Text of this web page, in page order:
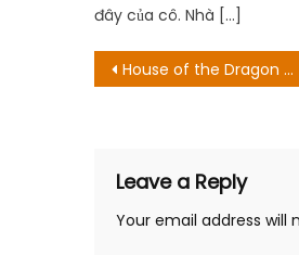
đây của cô. Nhà […]
Post
House of the Dragon không có Cersei và thật buồn
Leave a Reply
Your email address will